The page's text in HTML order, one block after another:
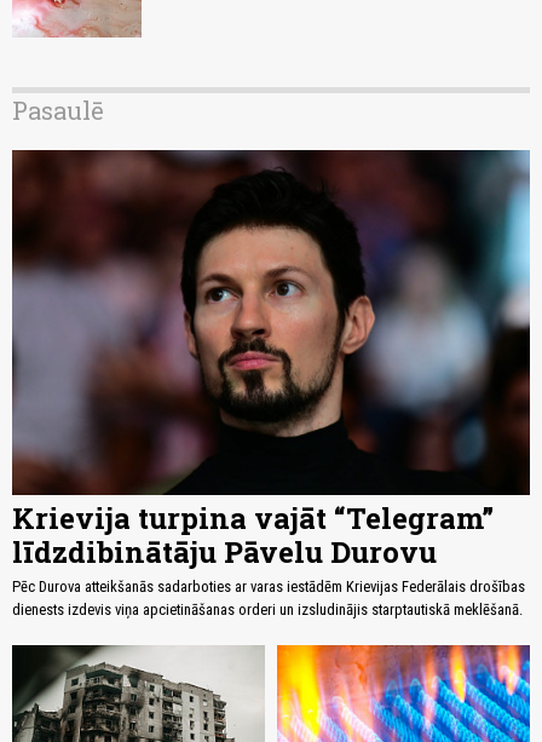
Pasaulē
Krievija turpina vajāt “Telegram”
līdzdibinātāju Pāvelu Durovu
Pēc Durova atteikšanās sadarboties ar varas iestādēm Krievijas Federālais drošības
dienests izdevis viņa apcietināšanas orderi un izsludinājis starptautiskā meklēšanā.